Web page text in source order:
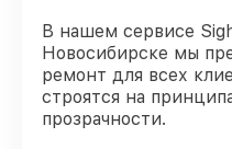
В нашем сервисе
Новосибирске мы
ремонт для всех
строятся на
прозрачности.